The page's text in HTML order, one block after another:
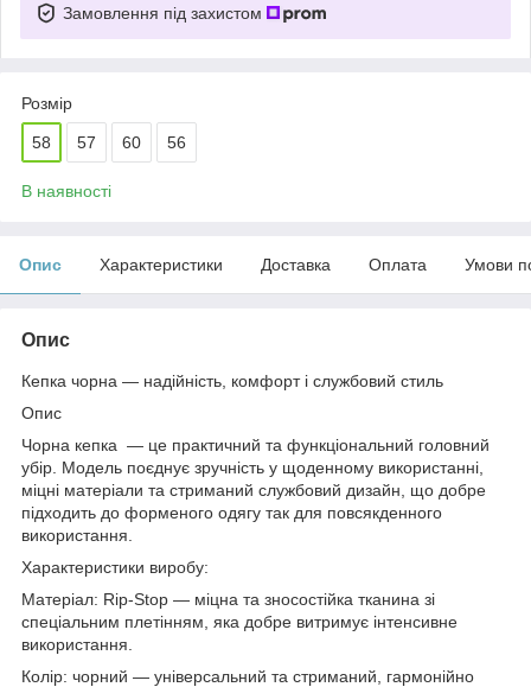
Замовлення під захистом
Розмір
58 57 60 56
В наявності
Опис Характеристики Доставка Оплата Умови
Опис
Кепка чорна — надійність, комфорт і службовий стиль
Опис
Чорна кепка — це практичний та функціональний головний
убір. Модель поєднує зручність у щоденному використанні,
міцні матеріали та стриманий службовий дизайн, що добре
підходить до форменого одягу так для повсякденного
використання.
Характеристики виробу:
Матеріал: Rip-Stop — міцна та зносостійка тканина зі
спеціальним плетінням, яка добре витримує інтенсивне
використання.
Колір: чорний — універсальний та стриманий, гармонійно